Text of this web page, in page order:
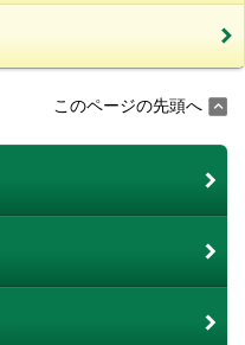
このページの先頭へ